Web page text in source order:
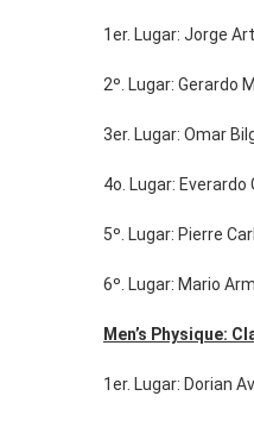
1er. Lugar: Jorge
2º. Lugar: Gerardo
3er. Lugar: Omar
4o. Lugar:
5º. Lugar: Pierre
6º. Lugar: Mario
Men’s Physique:
1er. Lugar: Dorian